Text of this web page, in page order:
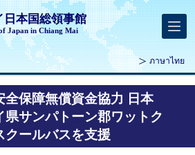
日本国総領事館
Japan in Chiang Mai
ภาษาไทย
全保障無償資金協力 日本
県サンパトーン郡ワットク
クールバスを支援